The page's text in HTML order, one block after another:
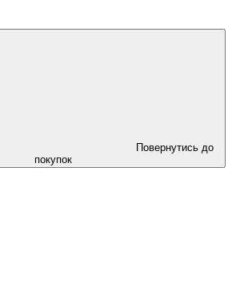
Повернутись до
покупок